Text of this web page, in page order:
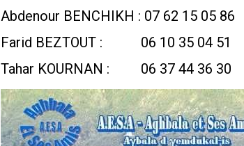
Abdenour BENCHIKH : 07 62 15 05 86
Farid BEZTOUT : 06 10 35 04 51
Tahar KOURNAN : 06 37 44 36 30